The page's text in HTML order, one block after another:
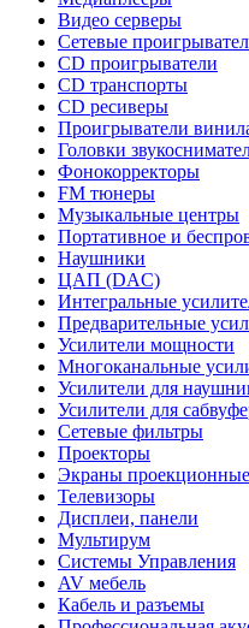
Видео серверы
Сетевые
CD проигрыватели
CD транспорты
CD ресиверы
Проигрыватели
Головки
Фонокорректоры
FM тюнеры
Музыкальные центры
Портативное и
Наушники
ЦАП (DAC)
Интегральные
Предварительные
Усилители мощности
Многоканальные
Усилители для
Усилители для
Сетевые фильтры
Проекторы
Экраны проекционные
Телевизоры
Дисплеи, панели
Мультирум
Системы Управления
AV мебель
Кабель и разъемы